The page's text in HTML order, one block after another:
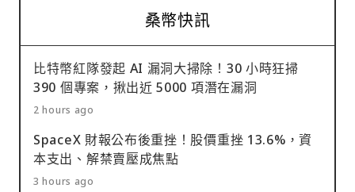
桑幣快訊
比特幣紅隊發起 AI 漏洞大掃除！30 小時狂掃
390 個專案，揪出近 5000 項潛在漏洞
2 hours ago
SpaceX 財報公布後重挫！股價重挫 13.6%，資
本支出、解禁賣壓成焦點
3 hours ago